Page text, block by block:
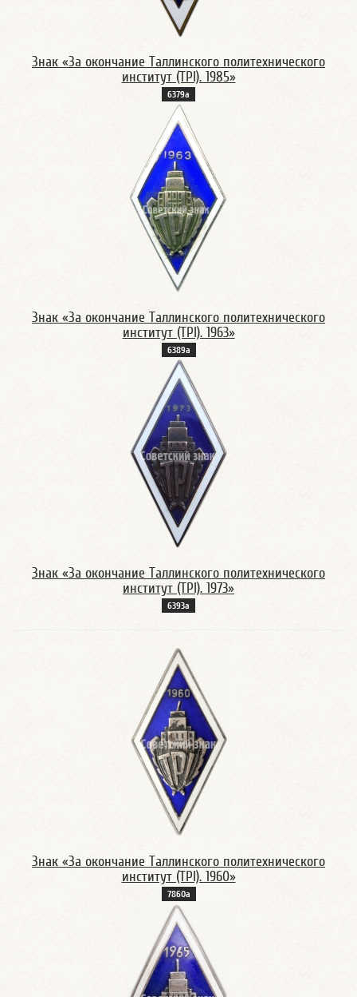
Знак «За окончание Таллинского политехнического
институт (TPI). 1985»
6379а
Знак «За окончание Таллинского политехнического
институт (TPI). 1963»
6389а
Знак «За окончание Таллинского политехнического
институт (TPI). 1973»
6393а
Знак «За окончание Таллинского политехнического
институт (TPI). 1960»
7860а